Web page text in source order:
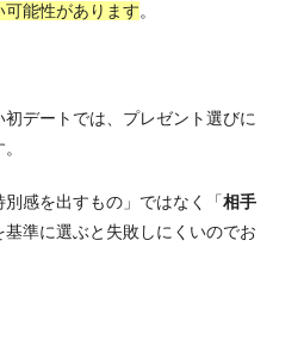
能性があります。
デートでは、プレゼント選びに
別感を出すもの」ではなく「相手
基準に選ぶと失敗しにくいのでお